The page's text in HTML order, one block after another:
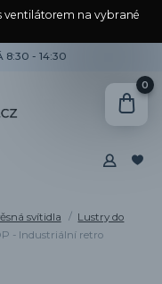
ventilátorem na vybrané
8:30 - 14:30
0
svítidla
Lustry do
- Industriální retro